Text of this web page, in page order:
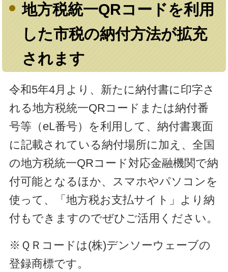
地方税統一QRコードを利用
した市税の納付方法が拡充
されます
令和5年4月より、新たに納付書に印字さ
れる地方税統一QRコードまたは納付番
号等（eL番号）を利用して、納付書裏面
に記載されている納付場所に加え、全国
の地方税統一QRコード対応金融機関で納
付可能となるほか、スマホやパソコンを
使って、「地方税お支払サイト」より納
付もできますのでぜひご活用ください。
※ＱＲコードは(株)デンソーウェーブの
登録商標です。